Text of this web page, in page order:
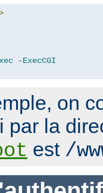
-ExecCGI
on
par la
est /